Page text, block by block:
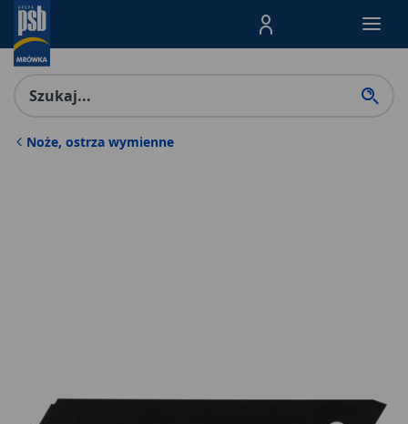
Menu Produktów,
Noże, ostrza wymienne